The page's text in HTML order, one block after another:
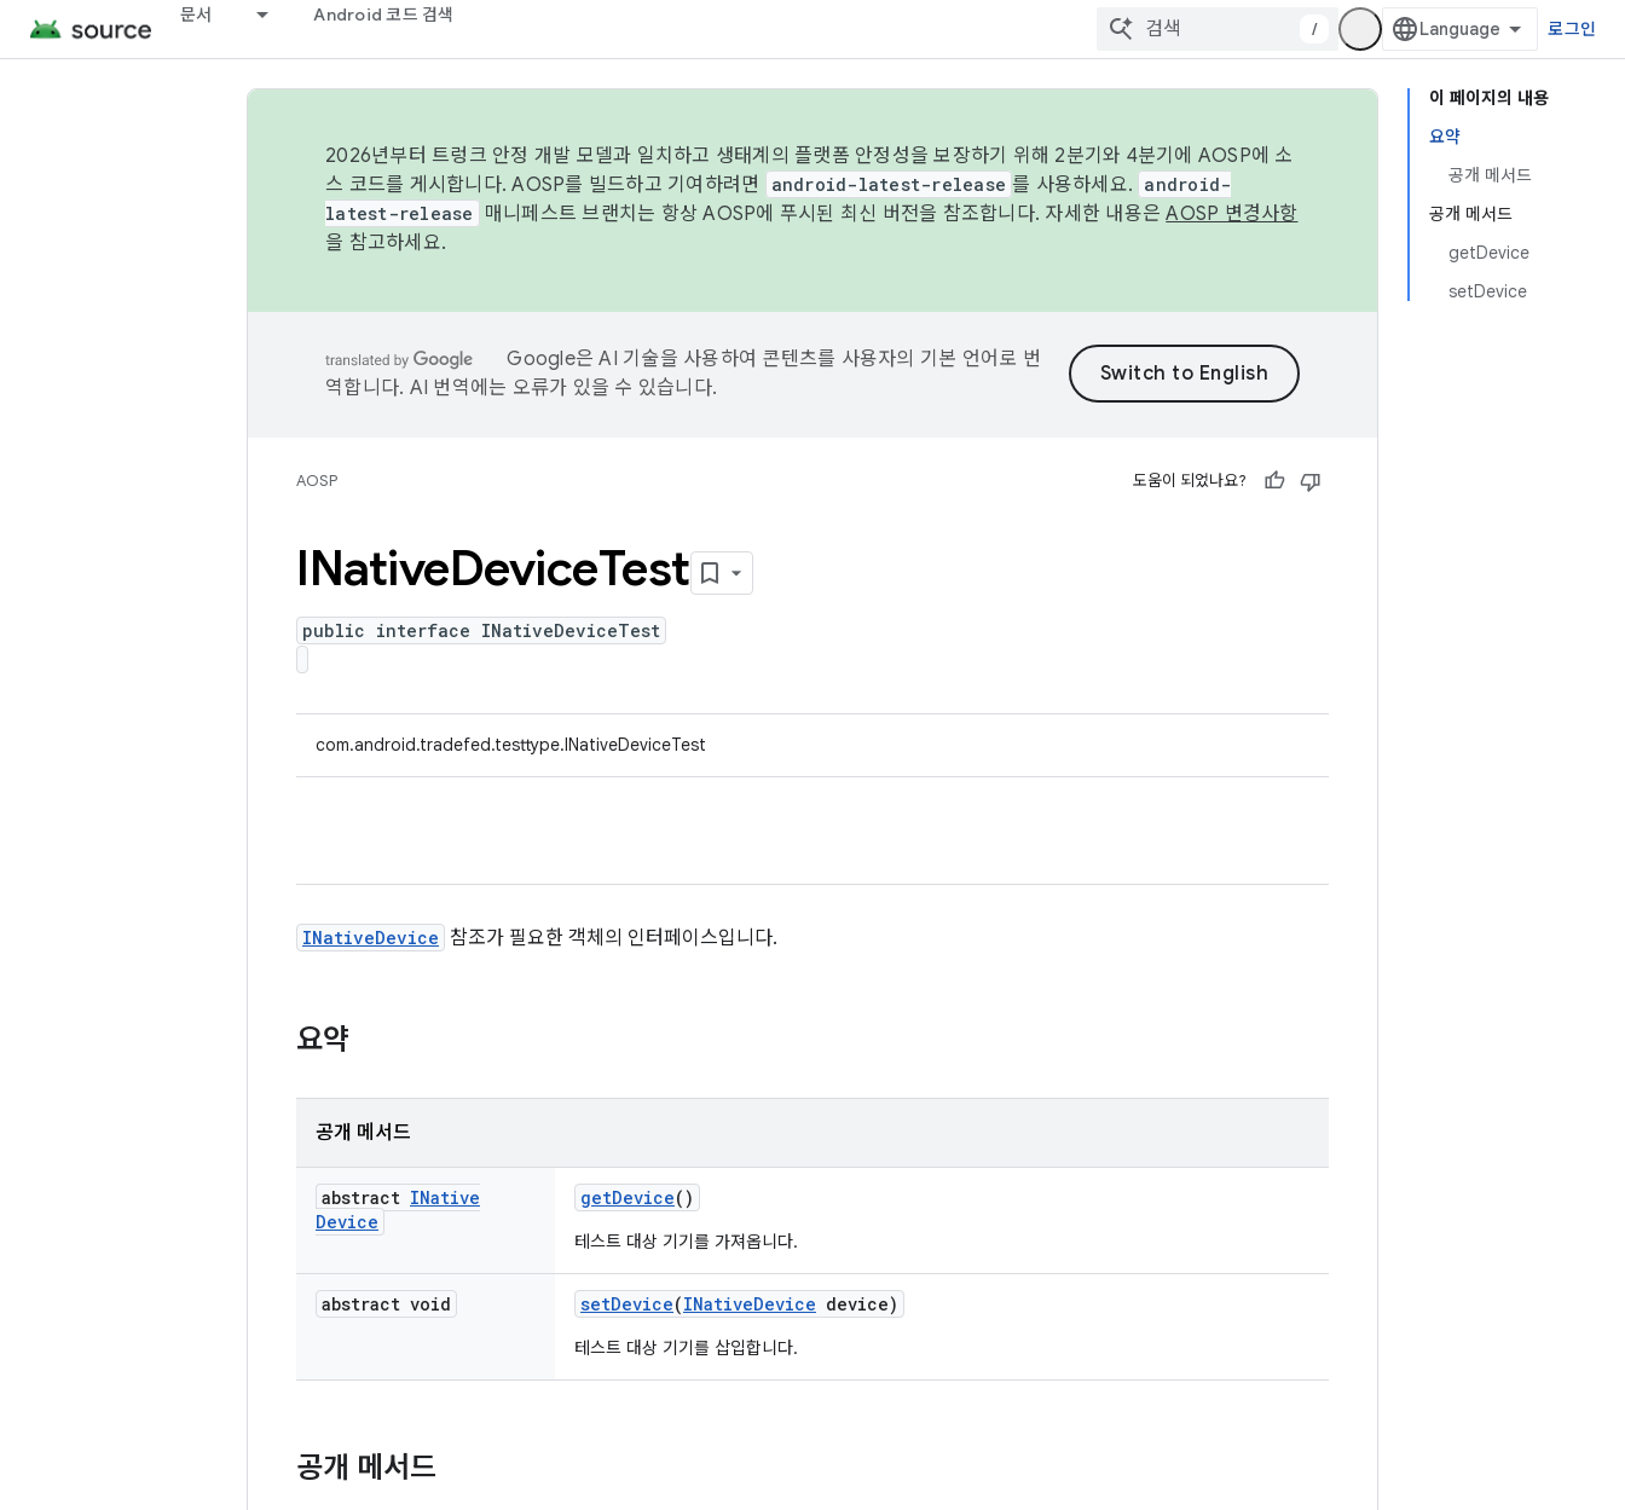
문서 Android 코드 검색
/ 로그인
이 페이지의 내용
요약
공개 메서드
공개 메서드
getDevice
setDevice
2026년부터 트렁크 안정 개발 모델과 일치하고 생태계의 플랫폼 안정성을 보장하기 위해 2분기와 4분기에 AOSP에 소
스 코드를 게시합니다. AOSP를 빌드하고 기여하려면
android-latest-release 를 사용하세요. android-
latest-release
매니페스트 브랜치는 항상 AOSP에 푸시된 최신 버전을 참조합니다. 자세한 내용은AOSP 변경사항
을 참고하세요.
Google은 AI 기술을 사용하여 콘텐츠를 사용자의 기본 언어로 번
역합니다. AI 번역에는 오류가 있을 수 있습니다.
AOSP 도움이 되었나요?
INativeDeviceTest
public interface INativeDeviceTest
com.android.tradefed.testtype.INativeDeviceTest
INativeDevice 참조가 필요한 객체의 인터페이스입니다.
요약
공개 메서드
abstract INative
Device
getDevice()
테스트 대상 기기를 가져옵니다.
abstract void setDevice(INativeDevice device)
테스트 대상 기기를 삽입합니다.
공개 메서드